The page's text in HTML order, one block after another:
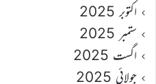
اکتوبر 2025
ستمبر 2025
اگست 2025
جولائی 2025